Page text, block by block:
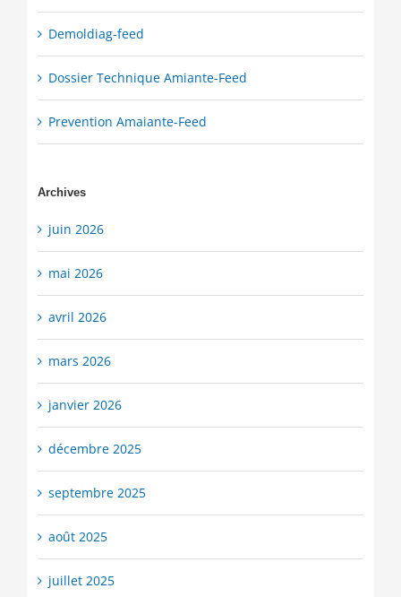
Demoldiag-feed
Dossier Technique Amiante-Feed
Prevention Amaiante-Feed
Archives
juin 2026
mai 2026
avril 2026
mars 2026
janvier 2026
décembre 2025
septembre 2025
août 2025
juillet 2025